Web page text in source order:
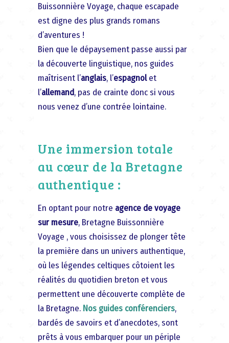
Buissonnière Voyage, chaque escapade
est digne des plus grands romans
d’aventures !
Bien que le dépaysement passe aussi par
la découverte linguistique, nos guides
maîtrisent l’anglais, l’espagnolet
l’allemand, pas de crainte donc si vous
nous venez d’une contrée lointaine.
Une immersion totale
au cœur de la Bretagne
authentique :
En optant pour notre agence de voyage
sur mesure, Bretagne Buissonnière
Voyage , vous choisissez de plonger tête
la première dans un univers authentique,
où les légendes celtiques côtoient les
réalités du quotidien breton et vous
permettent une découverte complète de
la Bretagne. Nos guides conférenciers,
bardés de savoirs et d’anecdotes, sont
prêts à vous embarquer pour un périple